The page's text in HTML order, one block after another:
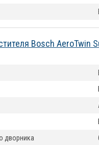
Bosch AeroTwin
дворника